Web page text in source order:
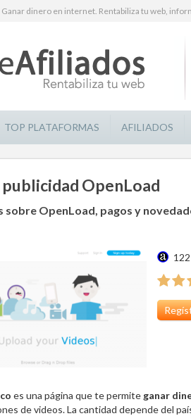
Ganar dinero en internet. Rentabiliza tu web,
TOP PLATAFORMAS AFILIADOS
publicidad OpenLoad
sobre OpenLoad, pagos y
122
es una página que te permite ganar
de videos. La cantidad depende del